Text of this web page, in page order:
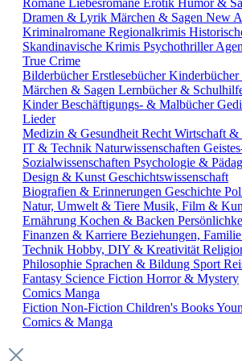
Romane Liebesromane Erotik Humor &
Dramen & Lyrik Märchen & Sagen New
Kriminalromane Regionalkrimis
Skandinavische Krimis Psychothriller
True Crime
BilderbücherErstlesebücherKinderbücher
Märchen & Sagen Lernbücher &
KinderBeschäftigungs- & Malbücher
Lieder
Medizin & Gesundheit Recht Wirtschaft
IT & Technik Naturwissenschaften
Sozialwissenschaften Psychologie &
Design & Kunst Geschichtswissenschaft
Biografien & Erinnerungen Geschichte
Natur, Umwelt & Tiere Musik, Film &
Ernährung Kochen & Backen
Finanzen & Karriere Beziehungen,
Technik Hobby, DIY & Kreativität
Philosophie Sprachen & Bildung Sport
Fantasy Science Fiction Horror & Mystery
Comics Manga
Fiction Non-Fiction Children's Books
Comics & Manga